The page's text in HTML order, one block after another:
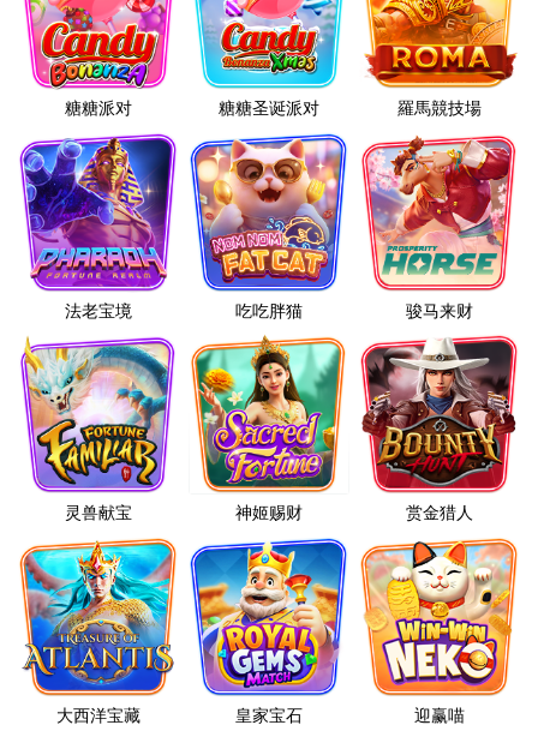
糖糖派对 糖糖圣诞派对 羅馬競技場
法老宝境 吃吃胖猫 骏马来财
灵兽献宝 神姬赐财 赏金猎人
大西洋宝藏 皇家宝石 迎赢喵